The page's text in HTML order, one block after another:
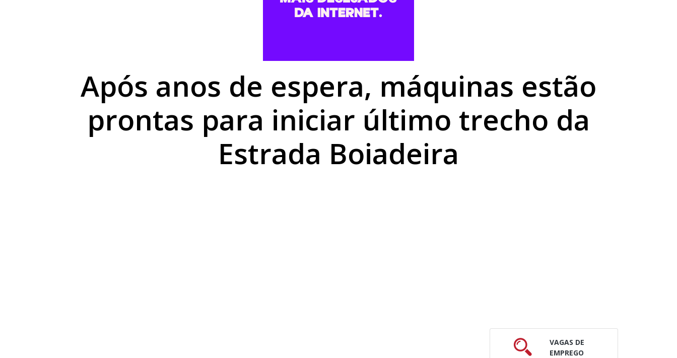
Crazy Week movimenta a fronteira: LG Importados segue com grandes ofertas até domingo
Após anos de espera, máquinas estão
prontas para iniciar último trecho da
Estrada Boiadeira
VAGAS DE
EMPREGO